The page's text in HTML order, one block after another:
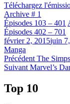
Téléchargez
Archive # 1
Épisodes 103 – 401
Épisodes 402 – 701
Publié
le
février 2, 2015juin
Manga
Navigation
de
l'article
Précédent Article
précédent :
The
Suivant Article
Marvel’s
Top 10